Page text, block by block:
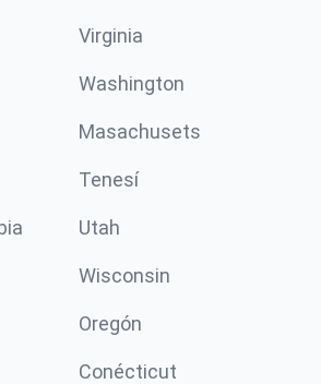
Virginia
Washington
Masachusets
Tenesí
Utah
Wisconsin
Oregón
Conécticut